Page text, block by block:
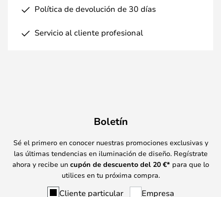
Política de devolución de 30 días
Servicio al cliente profesional
Boletín
Sé el primero en conocer nuestras promociones exclusivas y
las últimas tendencias en iluminación de diseño. Regístrate
ahora y recibe un cupón de descuento del 20 €* para que lo
utilices en tu próxima compra.
Cliente particular Empresa